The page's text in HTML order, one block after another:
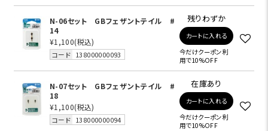
N-06セット GBフェザントテイル #
14
¥1,100(税込)
コード 138000000093
残りわずか
カートに入れる
今だけクーポン利
用で10%OFF
N-07セット GBフェザントテイル #
18
¥1,100(税込)
コード 138000000094
在庫あり
カートに入れる
今だけクーポン利
用で10%OFF